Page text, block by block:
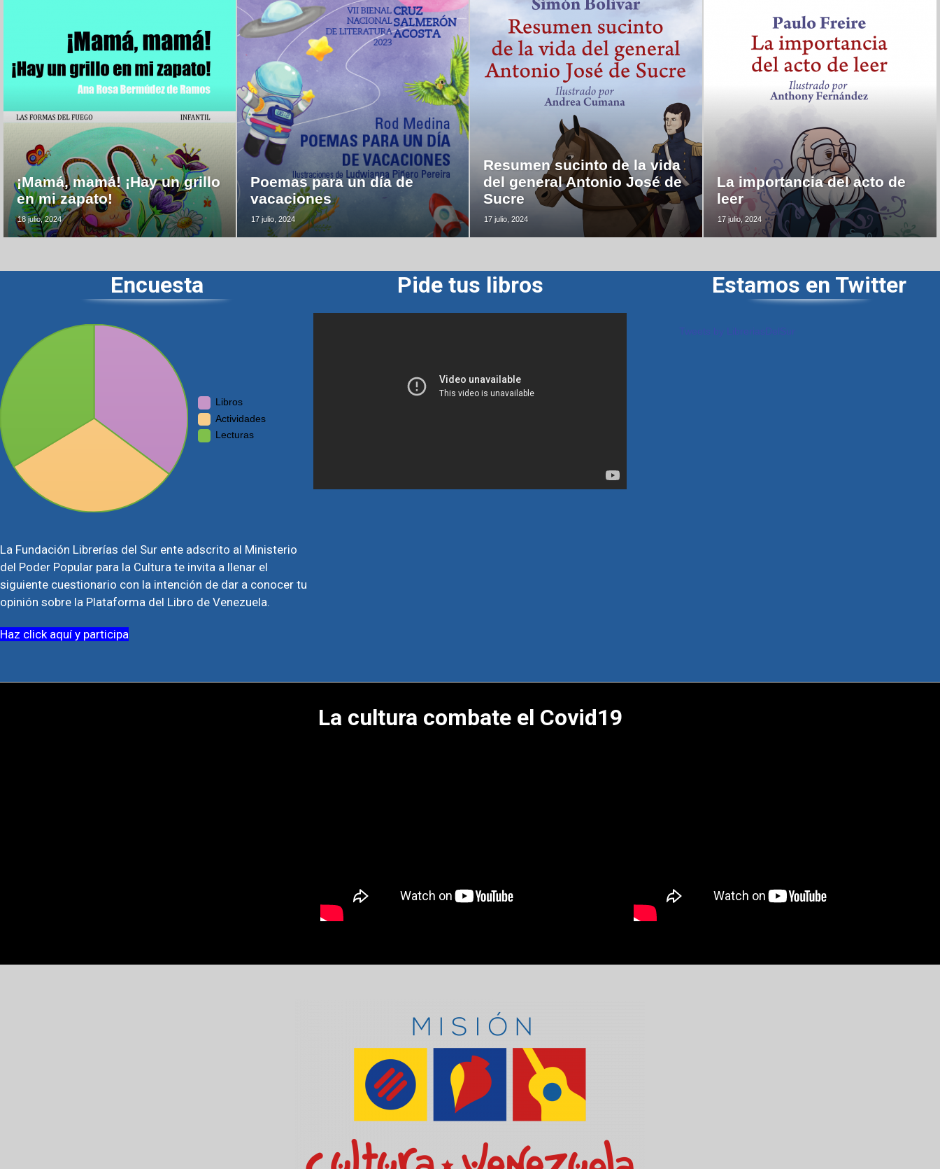
¡Mamá, mamá! ¡Hay un grillo
en mi zapato!
18 julio, 2024
Poemas para un día de
vacaciones
17 julio, 2024
Resumen sucinto de la vida
del general Antonio José de
Sucre
17 julio, 2024
La importancia del acto de
leer
17 julio, 2024
Estamos en Twitter
Pide tus libros
Encuesta
Libros
Actividades
Lecturas
La Fundación Librerías del Sur ente adscrito al Ministerio
del Poder Popular para la Cultura te invita a llenar el
siguiente cuestionario con la intención de dar a conocer tu
opinión sobre la Plataforma del Libro de Venezuela.
Haz click aquí y participa
La cultura combate el Covid19